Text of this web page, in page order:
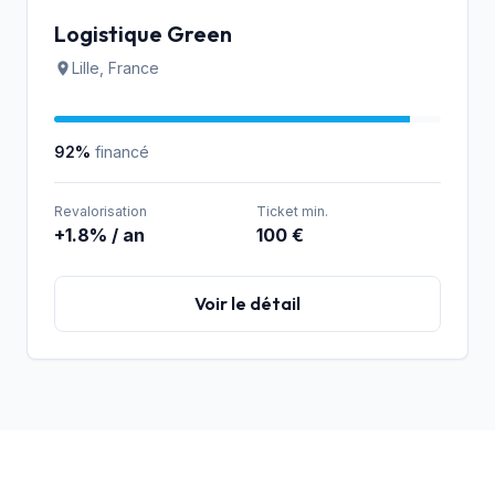
Logistique Green
Lille, France
92% financé
Revalorisation
+1.8% / an
Ticket min.
100 €
Voir le détail